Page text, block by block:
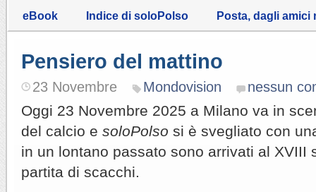
eBook Indice di soloPolso Posta, dagli amici
Pensiero del mattino
23 Novembre Mondovision nessun
Oggi 23 Novembre 2025 a Milano va in
del calcio e soloPolso si è svegliato con
in un lontano passato sono arrivati al XVIII
partita di scacchi.